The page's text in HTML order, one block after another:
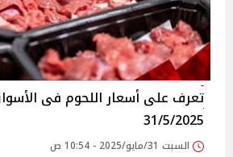
31/5/2025
السبت 31/مايو/2025 - 10:54 ص